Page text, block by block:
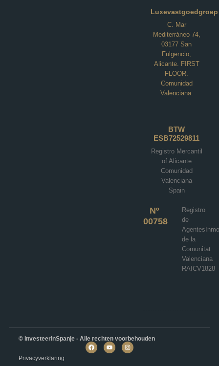
Altaona Golf, Baños y Mendigo
Details
Luxevastgoedgroep
C. Mar
Mediterráneo 74,
03177 San
Fulgencio,
Alicante. FIRST
FLOOR.
Comunidad
Valenciana.
BTW
ESB72529811
Registro Mercantil
of Alicante
Comunidad
Valenciana
Spain
Nº
00758
Registro
de
de la
Comunitat
Valenciana
RAICV1828
© InvesteerInSpanje - Alle rechten voorbehouden
Privacyverklaring